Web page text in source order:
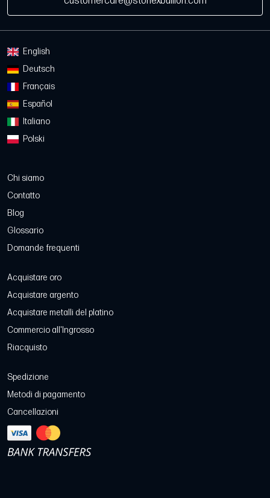
English
Deutsch
Français
Español
Italiano
Polski
Chi siamo
Contatto
Blog
Glossario
Domande frequenti
Acquistare oro
Acquistare argento
Acquistare metalli del platino
Commercio all'Ingrosso
Riacquisto
Spedizione
Metodi di pagamento
Cancellazioni